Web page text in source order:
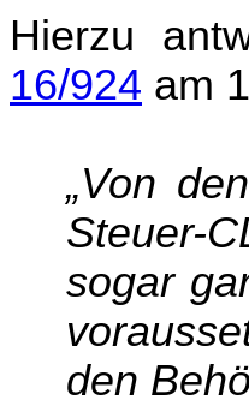
Hierzu
16/924 am
„Von
Steuer-
sogar
den